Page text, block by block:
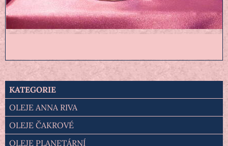
KATEGORIE
OLEJE ANNA RIVA
OLEJE ČAKROVÉ
OLEJE PLANETÁRNÍ